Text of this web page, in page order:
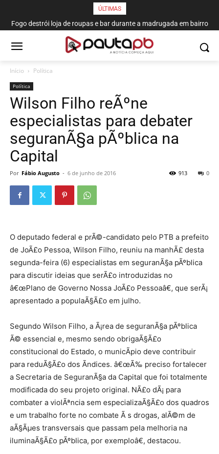
ÚLTIMAS
Fogo destrói loja de roupas e bar durante a madrugada em bairro
de João Pessoa
Início Política
Política
Wilson Filho reÃºne
especialistas para debater
seguranÃ§a pÃºblica na
Capital
Por Fábio Augusto - 6 de junho de 2016 0
913
O deputado federal e prÃ©-candidato pelo PTB a prefeito
de JoÃ£o Pessoa, Wilson Filho, reuniu na manhÃ£ desta
segunda-feira (6) especialistas em seguranÃ§a pÃºblica
para discutir ideias que serÃ£o introduzidas no
â€œPlano de Governo Nossa JoÃ£o Pessoaâ€, que serÃ¡
apresentado a populaÃ§Ã£o em julho.
Segundo Wilson Filho, a Ã¡rea de seguranÃ§a pÃºblica
Ã© essencial e, mesmo sendo obrigaÃ§Ã£o
constitucional do Estado, o municÃ­pio deve contribuir
para reduÃ§Ã£o dos Ã­ndices. â€œÃ‰ preciso fortalecer
a Secretaria de SeguranÃ§a da Capital que foi totalmente
modificada do seu projeto original. NÃ£o dÃ¡ para
combater a violÃªncia sem especializaÃ§Ã£o dos quadros
e um trabalho forte no combate Ã s drogas, alÃ©m de
aÃ§Ãµes transversais que passam pela melhoria na
iluminaÃ§Ã£o pÃºblica, por exemploâ€, destacou.